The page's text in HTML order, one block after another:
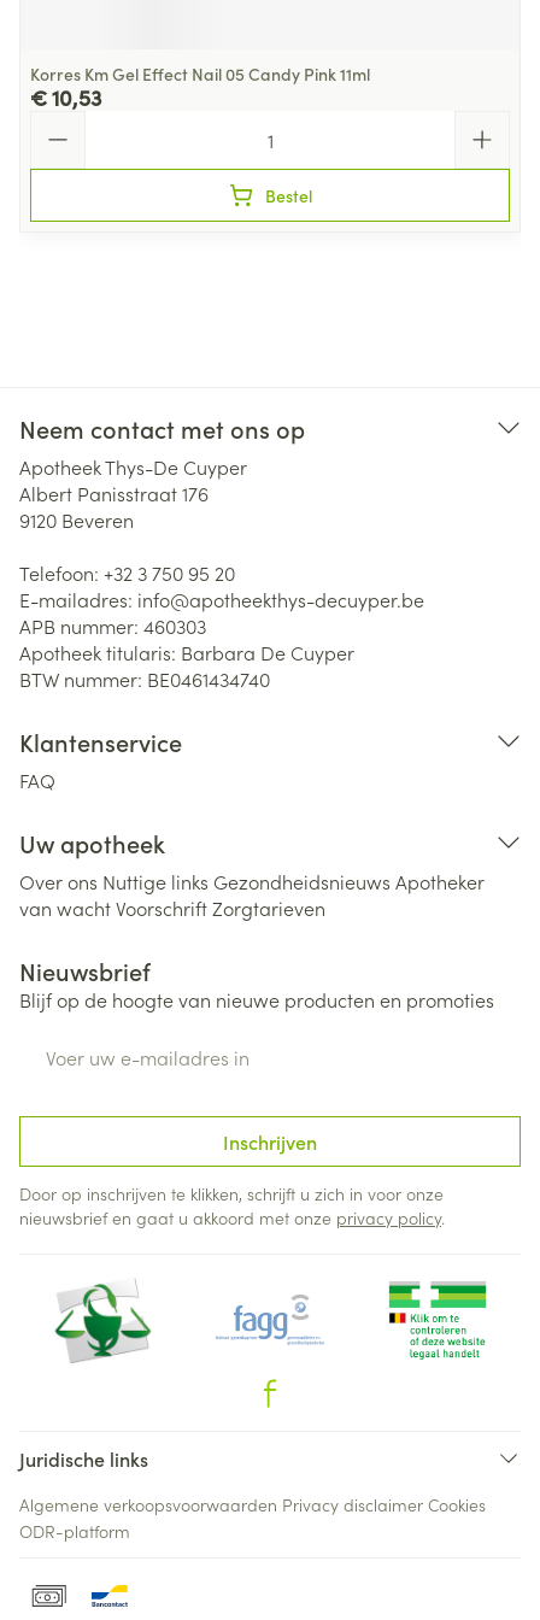
Korres Km Gel Effect Nail 05 Candy Pink 11ml
€ 10,53
Bestel
Neem contact met ons op
Apotheek Thys-De Cuyper
Albert Panisstraat 176
9120 Beveren
Telefoon: +32 3 750 95 20
E-mailadres: info@apotheekthys-decuyper.be
APB nummer: 460303
Apotheek titularis: Barbara De Cuyper
BTW nummer: BE0461434740
Klantenservice
FAQ
Uw apotheek
Over ons Nuttige links Gezondheidsnieuws Apotheker
van wachtVoorschriftZorgtarieven
Nieuwsbrief
Blijf op de hoogte van nieuwe producten en promoties
Inschrijven
Door op inschrijven te klikken, schrijft u zich in voor onze
nieuwsbrief en gaat u akkoord met onze privacy policy.
Juridische links
Algemene verkoopsvoorwaarden Privacy disclaimer Cookies
ODR-platform